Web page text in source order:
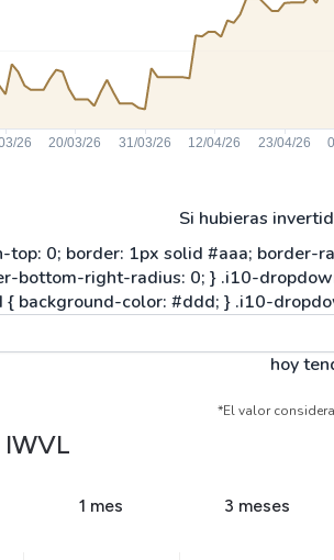
Si hubieras
hoy
*El valor
IWVL
1 mes 3 meses